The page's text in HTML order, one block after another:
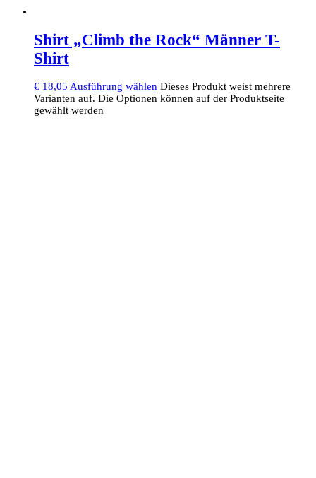
Shirt „Climb the Rock“ Männer T-
Shirt
€ 18,05 Ausführung wählen Dieses Produkt weist mehrere
Varianten auf. Die Optionen können auf der Produktseite
gewählt werden